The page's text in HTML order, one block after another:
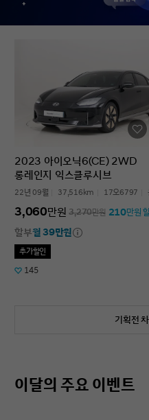
입장에서는 이 부분이 특히
있을 것 같습니다. 중고차 구매가
처음이거나 차량 상태 확인이 어
분들에게는 현대인증중고차를 충
고려해볼 만하다고 생각합니다.
2023 아이오닉6(CE) 2WD
롱레인지 익스클루시브
22년 09월 37,516km 17오6797
3,060만원 3,270만원 210만원
할부월 39만원
추가할인
145
기획전
이달의 주요 이벤트